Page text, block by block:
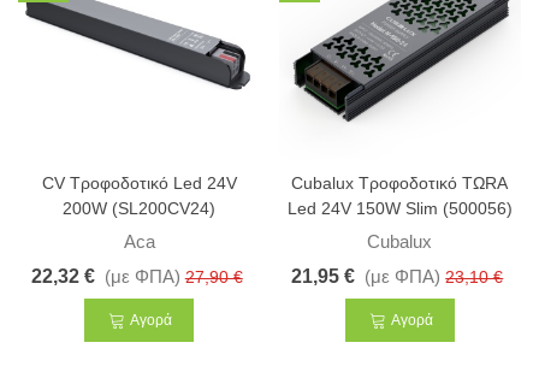
CV Τροφοδοτικό Led 24V
200W (SL200CV24)
Aca
22,32 € (με ΦΠΑ) 27,90 €
Αγορά
Cubalux Τροφοδοτικό ΤΩRA
Led 24V 150W Slim (500056)
Cubalux
21,95 € (με ΦΠΑ) 23,10 €
Αγορά